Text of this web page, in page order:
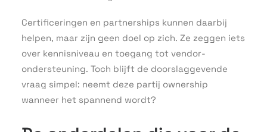
Certificeringen en partnerships kunnen daarbij
helpen, maar zijn geen doel op zich. Ze zeggen iets
over kennisniveau en toegang tot vendor-
ondersteuning. Toch blijft de doorslaggevende
vraag simpel: neemt deze partij ownership
wanneer het spannend wordt?